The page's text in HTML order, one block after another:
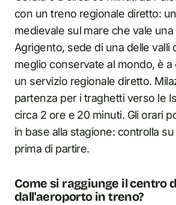
con un treno regionale diretto:
medievale sul mare che vale
Agrigento, sede di una delle valli
meglio conservate al mondo, è a
un servizio regionale diretto.
partenza per i traghetti verso le
circa 2 ore e 20 minuti. Gli orari
in base alla stagione: controlla
prima di partire.
Come si raggiunge il centro
dall'aeroporto in treno?